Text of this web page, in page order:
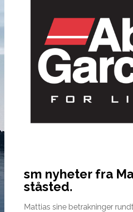
sm nyheter fra
ståsted.
Mattias sine betrakninger